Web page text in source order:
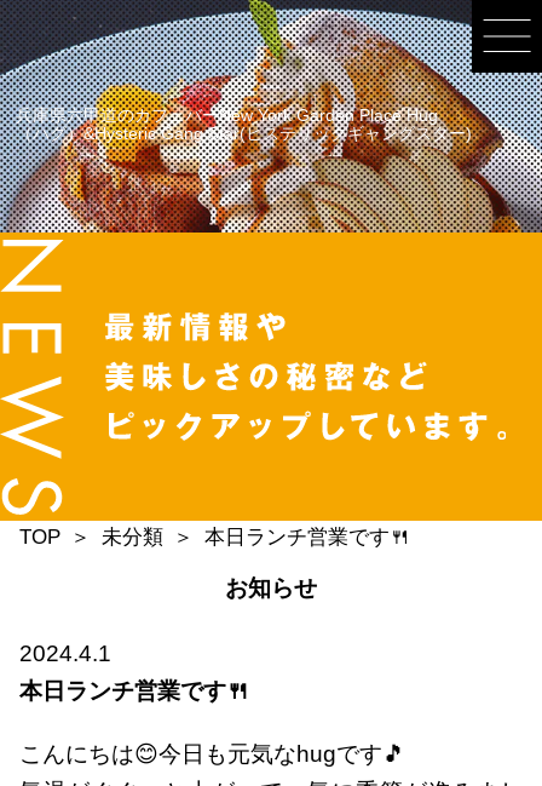
兵庫県六甲道のカフェバーNew York Garden Place Hug
（ハグ）&Hysteric Gang Star(ヒステリックギャングスター)
TOP 未分類 本日ランチ営業です🍴
お知らせ
2024.4.1
本日ランチ営業です🍴
こんにちは😊今日も元気なhugです🎵